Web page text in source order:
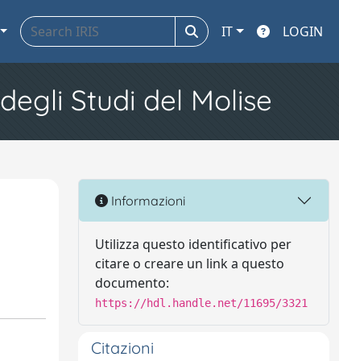
IT LOGIN
Studi del Molise
Informazioni
Utilizza questo identificativo per
citare o creare un link a questo
documento:
https://hdl.handle.net/11695/3321
Citazioni